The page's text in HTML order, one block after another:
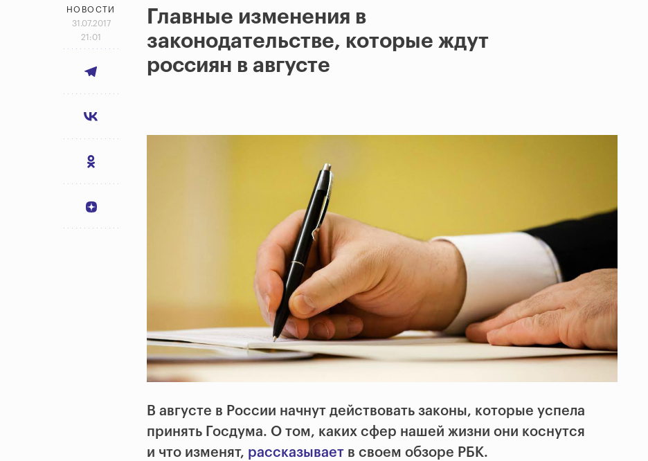
НОВОСТИ
31.07.2017
21:01
Главные изменения в
законодательстве, которые ждут
россиян в августе
В августе в России начнут действовать законы, которые успела
принять Госдума. О том, каких сфер нашей жизни они коснутся
и что изменят, рассказывает в своем обзоре РБК.